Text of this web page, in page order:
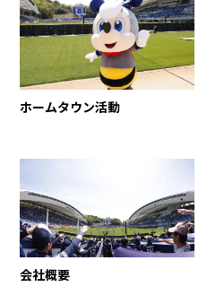
ホームタウン活動
会社概要